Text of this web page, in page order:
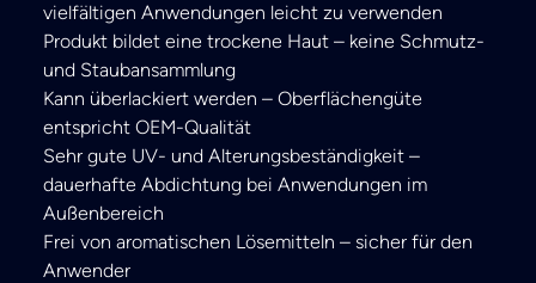
vielfältigen Anwendungen leicht zu verwenden
Produkt bildet eine trockene Haut – keine Schmutz-
und Staubansammlung
Kann überlackiert werden – Oberflächengüte
entspricht OEM-Qualität
Sehr gute UV- und Alterungsbeständigkeit –
dauerhafte Abdichtung bei Anwendungen im
Außenbereich
Frei von aromatischen Lösemitteln – sicher für den
Anwender